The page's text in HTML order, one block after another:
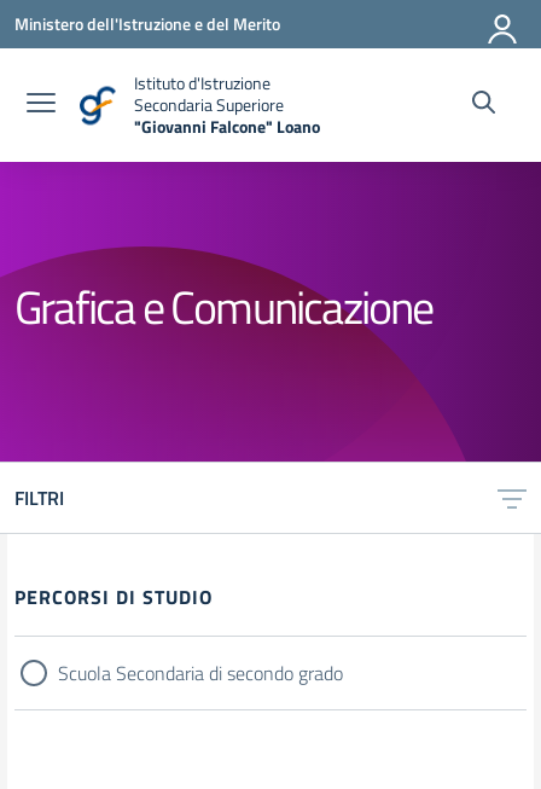
Vai ai contenuti
Vai al menu di navigazione
Vai al footer
Ministero dell'Istruzione e del Merito
Istituto d'Istruzione
Secondaria Superiore
"Giovanni Falcone" Loano
Grafica e Comunicazione
FILTRI
Filtri
PERCORSI DI STUDIO
Scuola Secondaria di secondo grado